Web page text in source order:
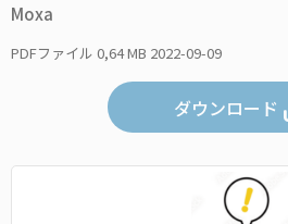
Moxa
PDFファイル 0,64 MB 2022-09-09
ダウンロード